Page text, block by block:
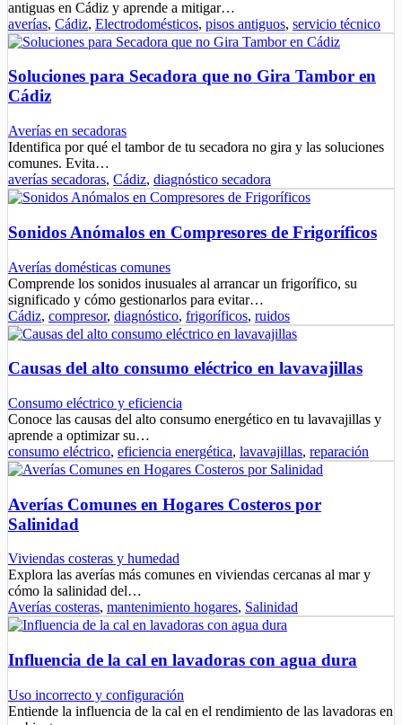
antiguas en Cádiz y aprende a mitigar…
averías, Cádiz, Electrodomésticos, pisos antiguos, servicio técnico
Soluciones para Secadora que no Gira Tambor en
Cádiz
Averías en secadoras
Identifica por qué el tambor de tu secadora no gira y las soluciones
comunes. Evita…
averías secadoras, Cádiz, diagnóstico secadora
Sonidos Anómalos en Compresores de Frigoríficos
Averías domésticas comunes
Comprende los sonidos inusuales al arrancar un frigorífico, su
significado y cómo gestionarlos para evitar…
Cádiz, compresor, diagnóstico, frigoríficos, ruidos
Causas del alto consumo eléctrico en lavavajillas
Consumo eléctrico y eficiencia
Conoce las causas del alto consumo energético en tu lavavajillas y
aprende a optimizar su…
consumo eléctrico, eficiencia energética, lavavajillas, reparación
Averías Comunes en Hogares Costeros por
Salinidad
Viviendas costeras y humedad
Explora las averías más comunes en viviendas cercanas al mar y
cómo la salinidad del…
Averías costeras, mantenimiento hogares, Salinidad
Influencia de la cal en lavadoras con agua dura
Uso incorrecto y configuración
Entiende la influencia de la cal en el rendimiento de las lavadoras en